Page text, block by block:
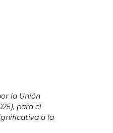
la Unión
para el
a la